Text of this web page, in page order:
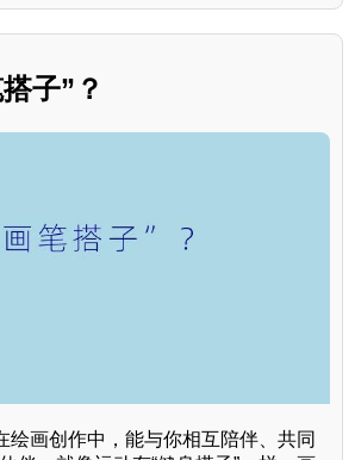
子”？
绘画创作中，能与你相互陪伴、共同